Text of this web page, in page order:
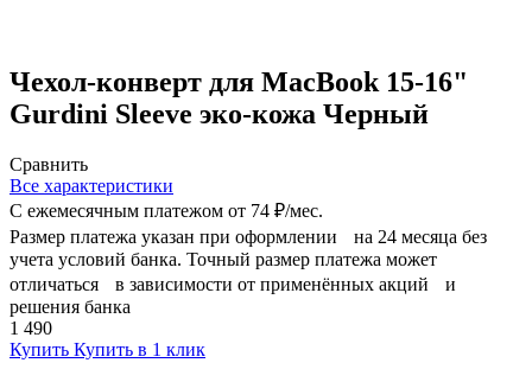
Чехол-конверт для MacBook 15-16"
Gurdini Sleeve эко-кожа Черный
Сравнить
Все характеристики
С ежемесячным платежом от 74 ₽/мес.
Размер платежа указан при оформлении на 24 месяца без
учета условий банка. Точный размер платежа может
отличаться в зависимости от применённых акций и
решения банка
1 490
Купить Купить в 1 клик